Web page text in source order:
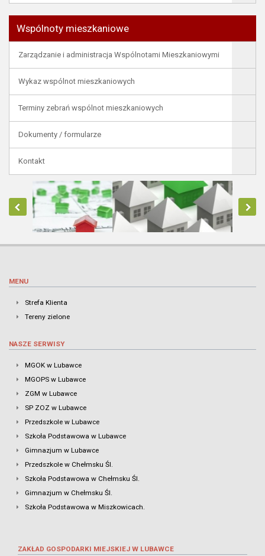
Wspólnoty mieszkaniowe
Zarządzanie i administracja Wspólnotami Mieszkaniowymi
Wykaz wspólnot mieszkaniowych
Terminy zebrań wspólnot mieszkaniowych
Dokumenty / formularze
Kontakt
MENU
Strefa Klienta
Tereny zielone
NASZE SERWISY
MGOK w Lubawce
MGOPS w Lubawce
ZGM w Lubawce
SP ZOZ w Lubawce
Przedszkole w Lubawce
Szkoła Podstawowa w Lubawce
Gimnazjum w Lubawce
Przedszkole w Chełmsku Śl.
Szkoła Podstawowa w Chełmsku Śl.
Gimnazjum w Chełmsku Śl.
Szkoła Podstawowa w Miszkowicach.
ZAKŁAD GOSPODARKI MIEJSKIEJ W LUBAWCE